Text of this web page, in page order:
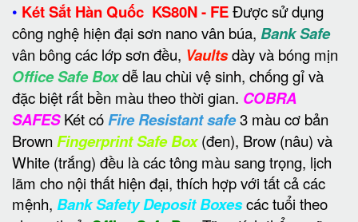
• Két Sắt Hàn Quốc KS80N - FEĐược sử dụng
công nghệ hiện đại sơn nano vân búa, Bank Safe
vân bông các lớp sơn đều, Vaultsdày và bóng mịn
Office Safe Boxdễ lau chùi vệ sinh, chống gỉ và
đặc biệt rất bền màu theo thời gian. COBRA
SAFESKét cóFire Resistant safe3 màu cơ bản
Brown Fingerprint Safe Box(đen), Brow (nâu) và
White (trắng) đều là các tông màu sang trọng, lịch
lãm cho nội thất hiện đại, thích hợp với tất cả các
mệnh, Bank Safety Deposit Boxescác tuổi theo